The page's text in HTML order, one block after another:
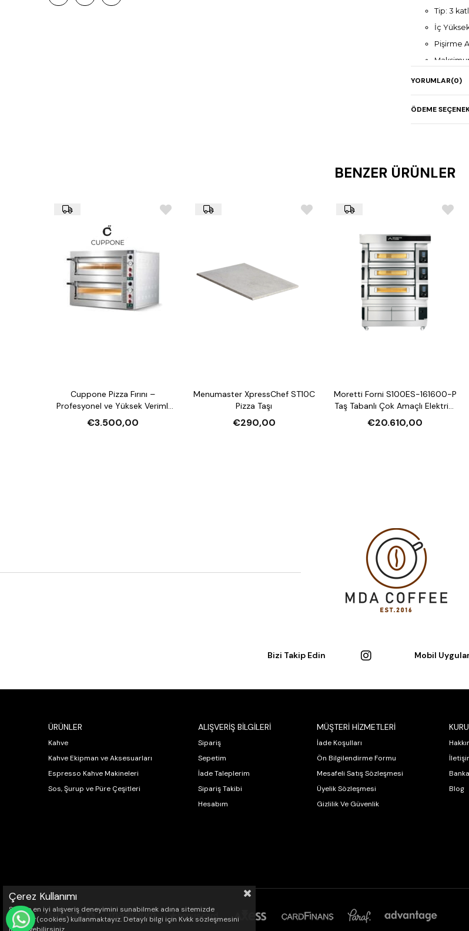
Tip: 3
İç
Pişirme
Buhar
Isı
Enerji
Güç:
YORUMLAR(0)
ÖDEME
BENZER ÜRÜNLER
Cuppone Pizza Fırını –
Profesyonel ve Yüksek Verimli
Pizza Fırını
€3.500,00
Menumaster XpressChef ST10C
Pizza Taşı
€290,00
Moretti Forni S100ES-161600-P
Taş Tabanlı Çok Amaçlı Elektrikli
Katlı Fırın (Buharlı,
Mayalandırmalı)
€20.610,00
Bizi Takip Edin Mobil
ÜRÜNLER
Kahve
Kahve Ekipman ve Aksesuarları
Espresso Kahve Makineleri
Sos, Şurup ve Püre Çeşitleri
ALIŞVERİŞ BİLGİLERİ
Sipariş
Sepetim
İade Taleplerim
Sipariş Takibi
Hesabım
MÜŞTERİ HİZMETLERİ
İade Koşulları
Ön Bilgilendirme Formu
Mesafeli Satış Sözleşmesi
Üyelik Sözleşmesi
Gizlilik Ve Güvenlik
Blog
Çerez Kullanımı
Sizlere en iyi alışveriş deneyimini sunabilmek adına sitemizde
çerezler(cookies) kullanmaktayız. Detaylı bilgi için Kvkk sözleşmesini
WHATSAPP İLE SİPARİŞ VER